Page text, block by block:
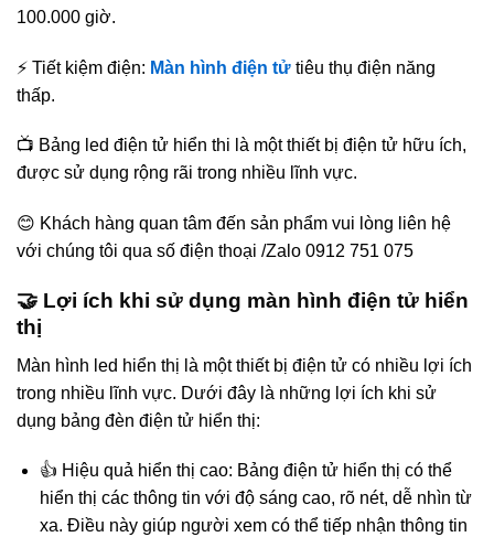
100.000 giờ.
⚡ Tiết kiệm điện: Màn hình điện tử tiêu thụ điện năng
thấp.
📺 Bảng led điện tử hiển thi là một thiết bị điện tử hữu ích,
được sử dụng rộng rãi trong nhiều lĩnh vực.
😊 Khách hàng quan tâm đến sản phẩm vui lòng liên hệ
với chúng tôi qua số điện thoại /Zalo 0912 751 075
🤝 Lợi ích khi sử dụng màn hình điện tử hiển
thị
Màn hình led hiển thị là một thiết bị điện tử có nhiều lợi ích
trong nhiều lĩnh vực. Dưới đây là những lợi ích khi sử
dụng bảng đèn điện tử hiển thị:
👍 Hiệu quả hiển thị cao: Bảng điện tử hiển thị có thể
hiển thị các thông tin với độ sáng cao, rõ nét, dễ nhìn từ
xa. Điều này giúp người xem có thể tiếp nhận thông tin